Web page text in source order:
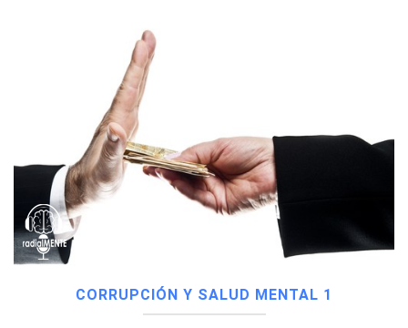
CORRUPCIÓN Y SALUD MENTAL 1